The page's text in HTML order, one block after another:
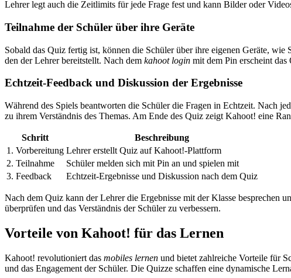
Lehrer legt auch die Zeitlimits für jede Frage fest und kann Bilder oder
Teilnahme der Schüler über ihre Geräte
Sobald das Quiz fertig ist, können die Schüler über ihre eigenen Geräte,
den der Lehrer bereitstellt. Nach dem kahoot login mit dem Pin erscheint
Echtzeit-Feedback und Diskussion der Ergebnisse
Während des Spiels beantworten die Schüler die Fragen in Echtzeit. Nach
zu ihrem Verständnis des Themas. Am Ende des Quiz zeigt Kahoot! eine
Schritt
Beschreibung
1. Vorbereitung Lehrer erstellt Quiz auf Kahoot!-Plattform
2. Teilnahme
Schüler melden sich mit Pin an und spielen mit
3. Feedback
Echtzeit-Ergebnisse und Diskussion nach dem Quiz
Nach dem Quiz kann der Lehrer die Ergebnisse mit der Klasse besprechen
überprüfen und das Verständnis der Schüler zu verbessern.
Vorteile von Kahoot! für das Lernen
Kahoot! revolutioniert das mobiles lernen und bietet zahlreiche Vorteile für
und das Engagement der Schüler. Die Quizze schaffen eine dynamische